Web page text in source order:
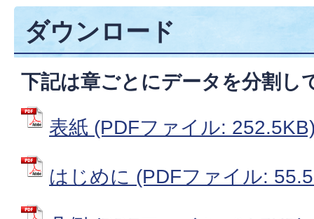
ダウンロード
下記は章ごとにデータを分割し
表紙 (PDFファイル:
はじめに (PDFファイル: